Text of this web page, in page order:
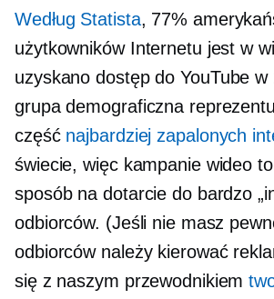
Według Statista, 77%
użytkowników Internetu jest w
uzyskano dostęp do YouTube w
grupa demograficzna
część najbardziej zapalonych
świecie, więc kampanie wideo
sposób na dotarcie do bardzo
odbiorców. (Jeśli nie masz
odbiorców należy kierować
się z naszym przewodnikiem